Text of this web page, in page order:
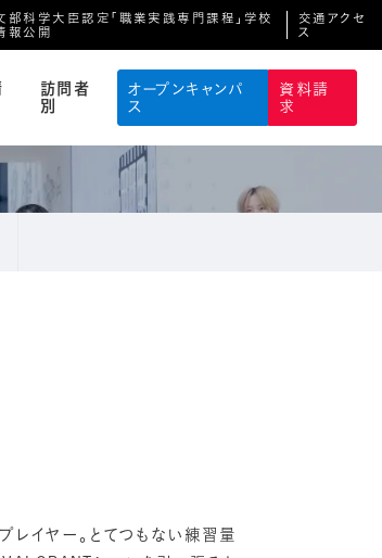
部科学大臣認定「職業実践専門課程」学校
報公開
交通アクセ
ス
訪問者
別
オープンキャンパ
ス
資料請
求
イヤー。とてつもない練習量